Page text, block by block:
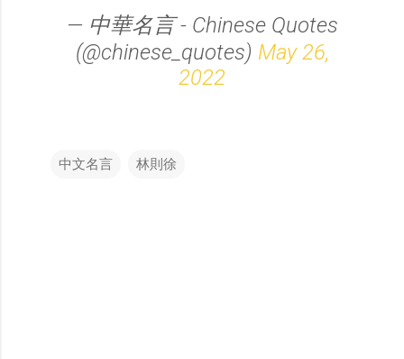
— 中華名言 - Chinese Quotes
(@chinese_quotes) May 26,
2022
中文名言 林則徐